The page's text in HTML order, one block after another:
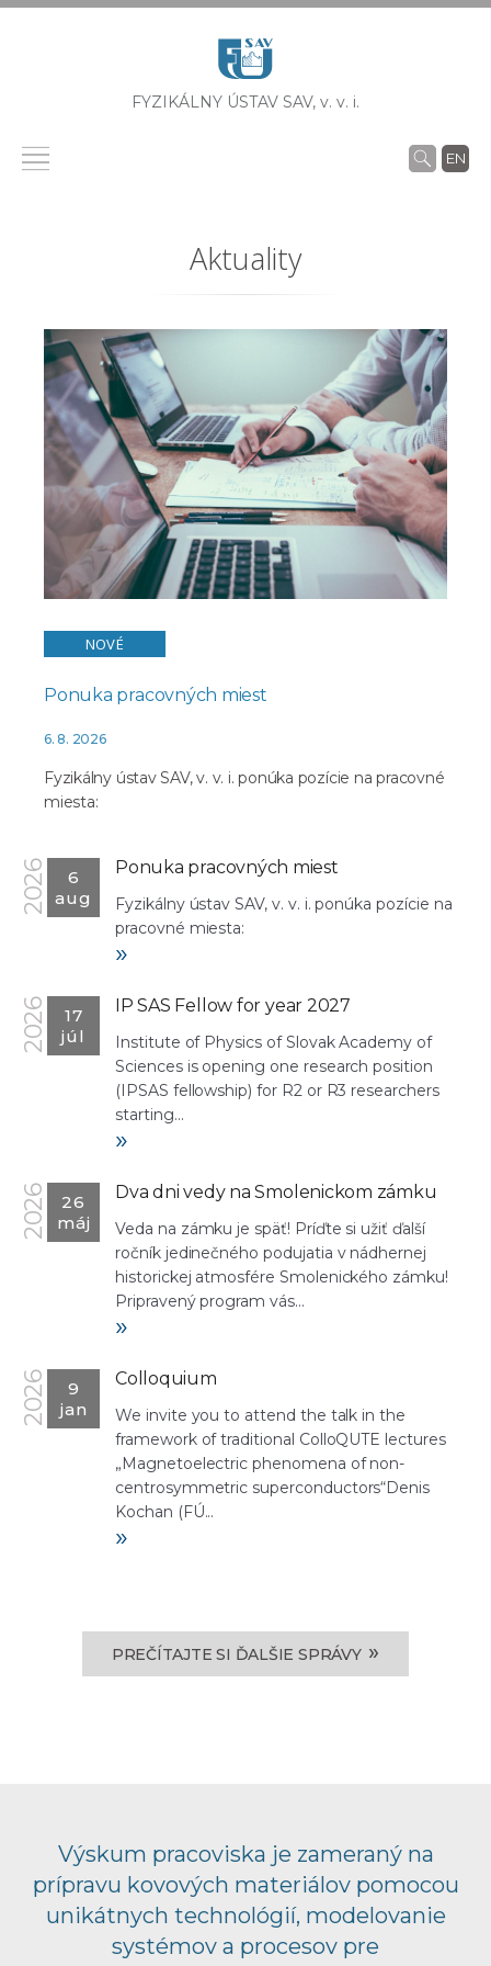
FYZIKÁLNY ÚSTAV SAV, v. v. i.
EN
Aktuality
NOVÉ
Ponuka pracovných miest
6. 8. 2026
Fyzikálny ústav SAV, v. v. i. ponúka pozície na pracovné
miesta:
2026
6
aug
Ponuka pracovných miest
Fyzikálny ústav SAV, v. v. i. ponúka pozície na
pracovné miesta:
»
2026
17
júl
IP SAS Fellow for year 2027
Institute of Physics of Slovak Academy of
Sciences is opening one research position
(IPSAS fellowship) for R2 or R3 researchers
starting...
»
2026
26
máj
Dva dni vedy na Smolenickom zámku
Veda na zámku je späť! Príďte si užiť ďalší
ročník jedinečného podujatia v nádhernej
historickej atmosfére Smolenického zámku!
Pripravený program vás...
»
2026
9
jan
Colloquium
We invite you to attend the talk in the
framework of traditional ColloQUTE lectures
„Magnetoelectric phenomena of non-
centrosymmetric superconductors“Denis
Kochan (FÚ...
»
PREČÍTAJTE SI ĎALŠIE SPRÁVY »
Výskum pracoviska je zameraný na
prípravu kovových materiálov pomocou
unikátnych technológií, modelovanie
systémov a procesov pre